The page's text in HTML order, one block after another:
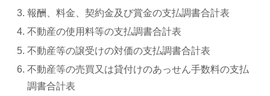
報酬、料金、契約金及び賞金の支払調書合計表
不動産の使用料等の支払調書合計表
不動産等の譲受けの対価の支払調書合計表
不動産等の売買又は貸付けのあっせん手数料の支払
調書合計表